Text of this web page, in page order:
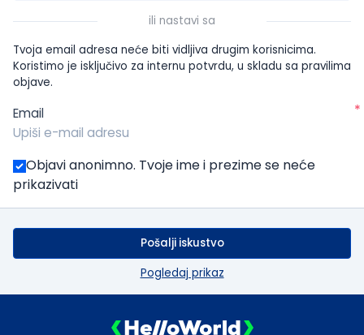
ili nastavi sa
Tvoja email adresa neće biti vidljiva drugim korisnicima.
Koristimo je isključivo za internu potvrdu, u skladu sa pravilima
objave.
Email *
Objavi anonimno. Tvoje ime i prezime se neće
prikazivati
Pošalji iskustvo
Pogledaj prikaz